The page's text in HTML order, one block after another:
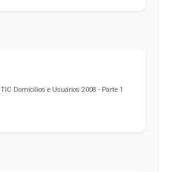
TIC Domícilios e Usuários 2008 - Parte 1